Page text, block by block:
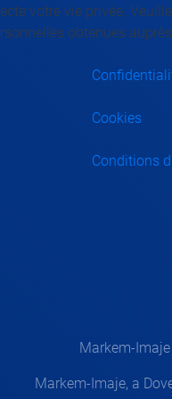
votre vie privée.
obtenues
Cookies
Conditions
Markem-
Markem-Imaje, a